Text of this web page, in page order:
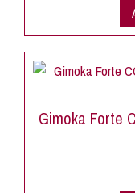
Gimoka Forte